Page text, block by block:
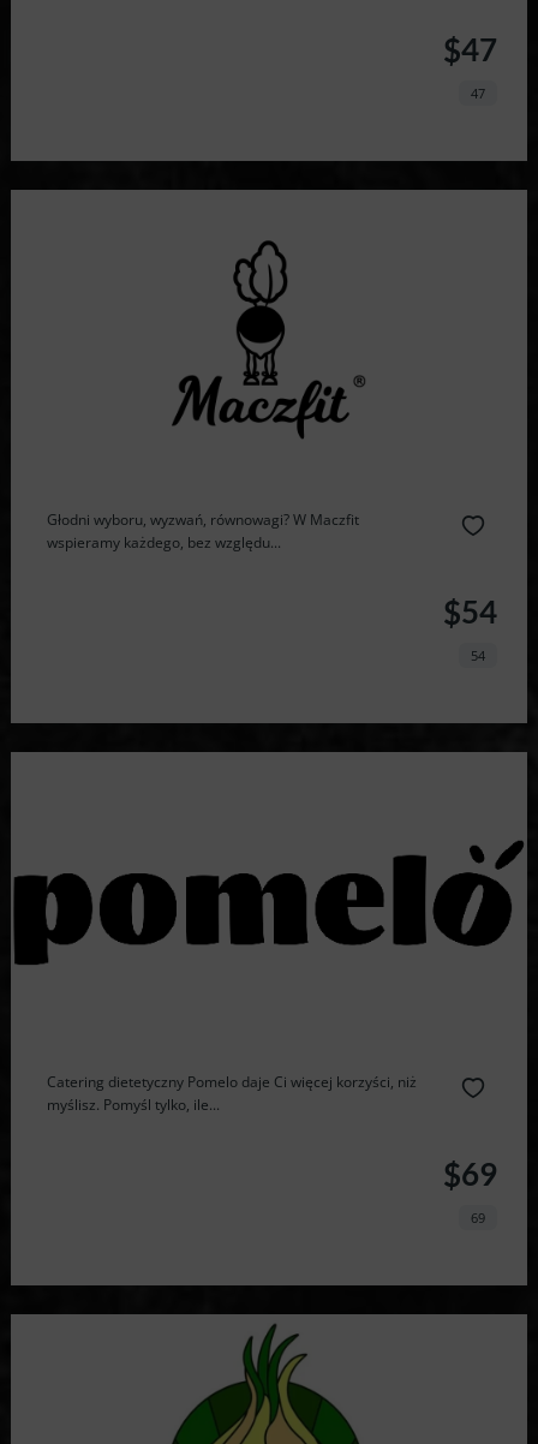
$47
47
Głodni wyboru, wyzwań, równowagi? W Maczfit
wspieramy każdego, bez względu...
$54
54
Catering dietetyczny Pomelo daje Ci więcej korzyści, niż
myślisz. Pomyśl tylko, ile...
$69
69